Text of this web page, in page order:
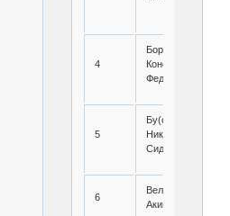
4
Борисов
Константин
Федорович
5
Бу(о)ндуков
Николай
Сидорович
6
Величко Назар
Акимович